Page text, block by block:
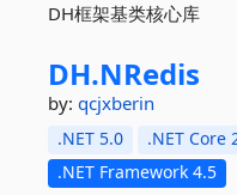
DH框架基类核心库
DH.NRedis
by: qcjxberin
.NET 5.0 .NET Core
.NET Framework 4.5